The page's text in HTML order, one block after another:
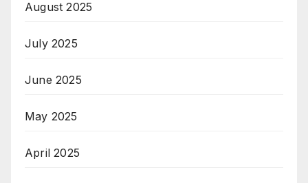
August 2025
July 2025
June 2025
May 2025
April 2025